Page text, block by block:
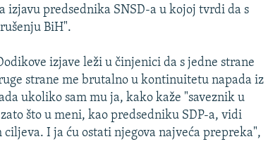
izjavu predsednika SNSD-a u kojoj tvrdi da s
BiH".
izjave leži u činjenici da s jedne strane
strane me brutalno u kontinuitetu napada iz
ukoliko sam mu ja, kako kaže "saveznik u
što u meni, kao predsedniku SDP-a, vidi
I ja ću ostati njegova najveća prepreka",